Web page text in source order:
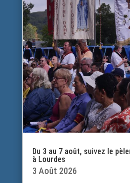
Du 3 au 7 août, suivez le
à Lourdes
3 Août 2026